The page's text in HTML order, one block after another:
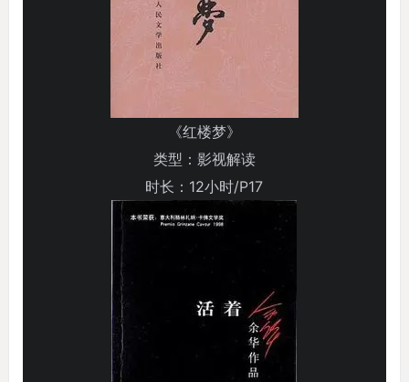
《红楼梦》
类型：影视解读
时长：12小时/P17